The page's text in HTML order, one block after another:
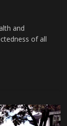
and
of all